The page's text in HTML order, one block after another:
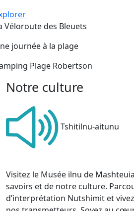
Véloroute des Bleuets
journée à la plage
Plage Robertson
Notre culture
Tshitilnu-aitunu
Visitez le Musée ilnu de
savoirs et de notre culture.
d’interprétation Nutshimit et